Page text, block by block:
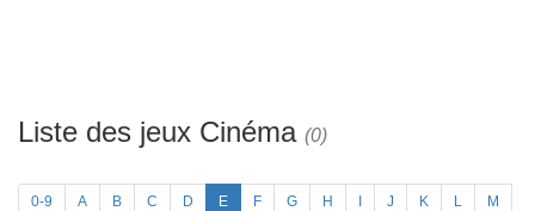
Liste des jeux Cinéma (0)
0-9 A B C D E F G H J K L M